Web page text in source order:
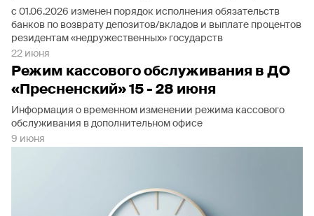
с 01.06.2026 изменен порядок исполнения обязательств
банков по возврату депозитов/вкладов и выплате процентов
резидентам «недружественных» государств
22 июня
Режим кассового обслуживания в ДО
«Пресненский» 15 - 28 июня
Информация о временном изменении режима кассового
обслуживания в дополнительном офисе
9 июня